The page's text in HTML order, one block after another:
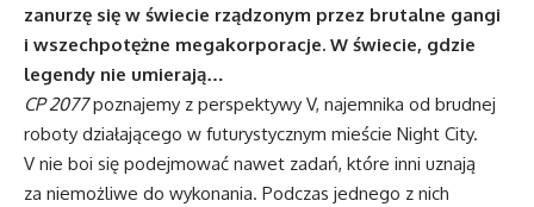
zanurzę się w świecie rządzonym przez brutalne gangi
i wszechpotężne megakorporacje. W świecie, gdzie
legendy nie umierają…
CP 2077poznajemy z perspektywy V, najemnika od brudnej
roboty działającego w futurystycznym mieście Night City.
V nie boi się podejmować nawet zadań, które inni uznają
za niemożliwe do wykonania. Podczas jednego z nich